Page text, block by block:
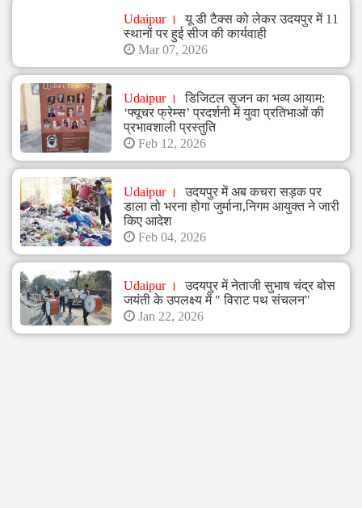
Udaipur
यू डी टैक्स को लेकर उदयपुर में 11
स्थानों पर हुई सीज की कार्यवाही
Mar 07, 2026
Udaipur
डिजिटल सृजन का भव्य आयाम:
‘फ्यूचर फ्रेम्स’ प्रदर्शनी में युवा प्रतिभाओं की
प्रभावशाली प्रस्तुति
Feb 12, 2026
Udaipur
उदयपुर में अब कचरा सड़क पर
डाला तो भरना होगा जुर्माना,निगम आयुक्त ने जारी
किए आदेश
Feb 04, 2026
Udaipur
उदयपुर में नेताजी सुभाष चंद्र बोस
जयंती के उपलक्ष्य में " विराट पथ संचलन"
Jan 22, 2026